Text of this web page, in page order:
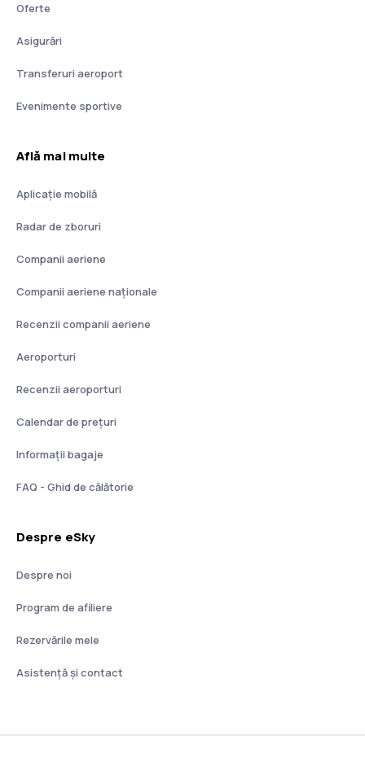
Oferte
Asigurări
Transferuri aeroport
Evenimente sportive
Află mai multe
Aplicație mobilă
Radar de zboruri
Companii aeriene
Companii aeriene naţionale
Recenzii companii aeriene
Aeroporturi
Recenzii aeroporturi
Calendar de prețuri
Informații bagaje
FAQ - Ghid de călătorie
Despre eSky
Despre noi
Program de afiliere
Rezervările mele
Asistenţă şi contact